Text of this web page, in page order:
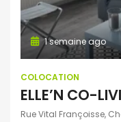
1 semaine ago
COLOCATION
ELLE’N CO-
Rue Vital Françoisse,